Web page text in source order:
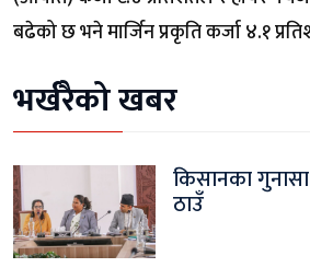
बढेको छ भने मार्जिन प्रकृति कर्जा ४.१
भर्खरैको खबर
किसानका
ठाउँ